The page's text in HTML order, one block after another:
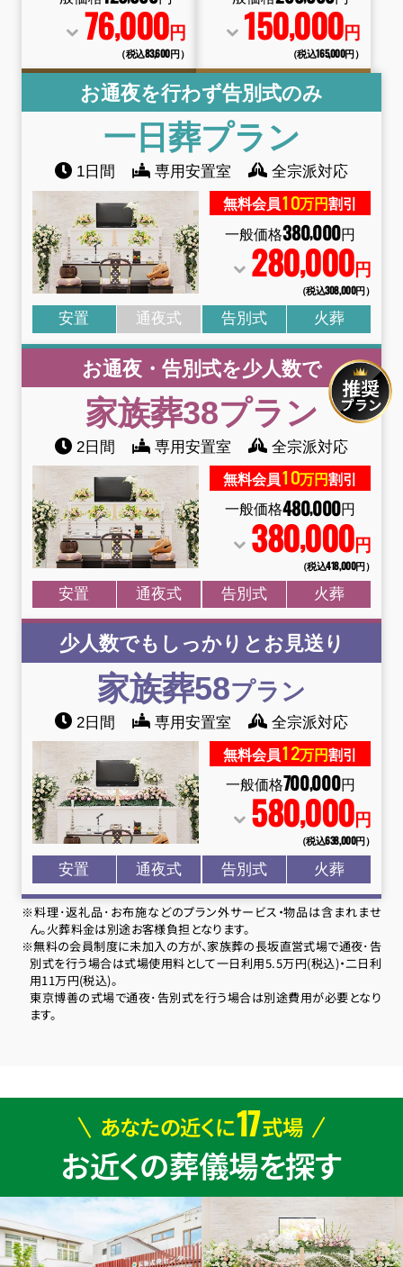
76,000円
（税込83,600円）
150,000円
（税込165,000円）
お通夜を行わず告別式のみ
一日葬プラン
1日間 専用安置室 全宗派対応
無料会員10万円割引
一般価格380,000円
280,000円
（税込308,000円）
安置 通夜式 告別式 火葬
お通夜・告別式を少人数で
家族葬38プラン
2日間 専用安置室 全宗派対応
無料会員10万円割引
一般価格480,000円
380,000円
（税込418,000円）
安置 通夜式 告別式 火葬
少人数でもしっかりとお見送り
家族葬58プラン
2日間 専用安置室 全宗派対応
無料会員12万円割引
一般価格700,000円
580,000円
（税込638,000円）
安置 通夜式 告別式 火葬
※料理･返礼品･お布施などのプラン外サービス・物品は含まれませ
ん。火葬料金は別途お客様負担となります。
※無料の会員制度に未加入の方が、家族葬の長坂直営式場で通夜･告
別式を行う場合は式場使用料として一日利用5.5万円(税込)・二日利
用11万円(税込)。
東京博善の式場で通夜･告別式を行う場合は別途費用が必要となり
ます。
あなたの近くに17式場
お近くの葬儀場を探す